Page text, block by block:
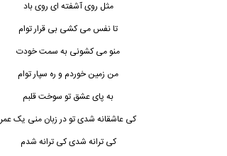
مثل روی آشفته ای روی باد
تا نفس می کشی بی قرار توام
منو می کشونی به سمت خودت
من زمین خوردم و ره سپار توام
به پای عشق تو سوخت قلبم
کی عاشقانه شدی تو در زبان منی یک عمر
کی ترانه شدی کی ترانه شدم